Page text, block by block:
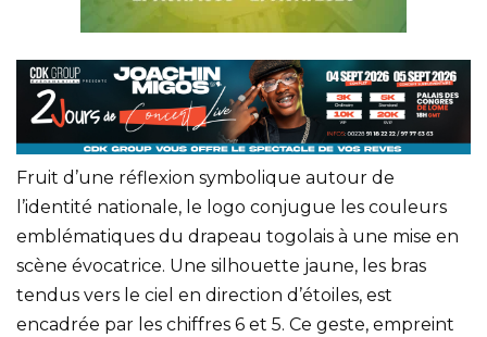
Fruit d’une réflexion symbolique autour de
l’identité nationale, le logo conjugue les couleurs
emblématiques du drapeau togolais à une mise en
scène évocatrice. Une silhouette jaune, les bras
tendus vers le ciel en direction d’étoiles, est
encadrée par les chiffres 6 et 5. Ce geste, empreint